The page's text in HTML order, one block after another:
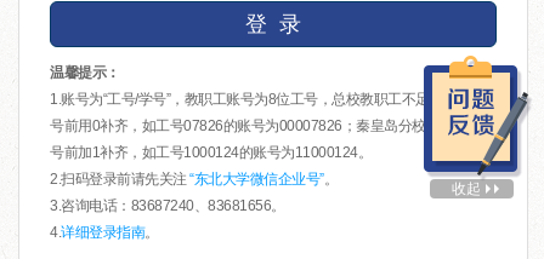
登 录
温馨提示：
1.账号为“工号/学号”，教职工账号为8位工号，总校教职工不足8位的在工
号前用0补齐，如工号07826的账号为00007826；秦皇岛分校教职工在工
号前加1补齐，如工号1000124的账号为11000124。
2.扫码登录前请先关注 “东北大学微信企业号”。
3.咨询电话：83687240、83681656。
4.详细登录指南。
收起